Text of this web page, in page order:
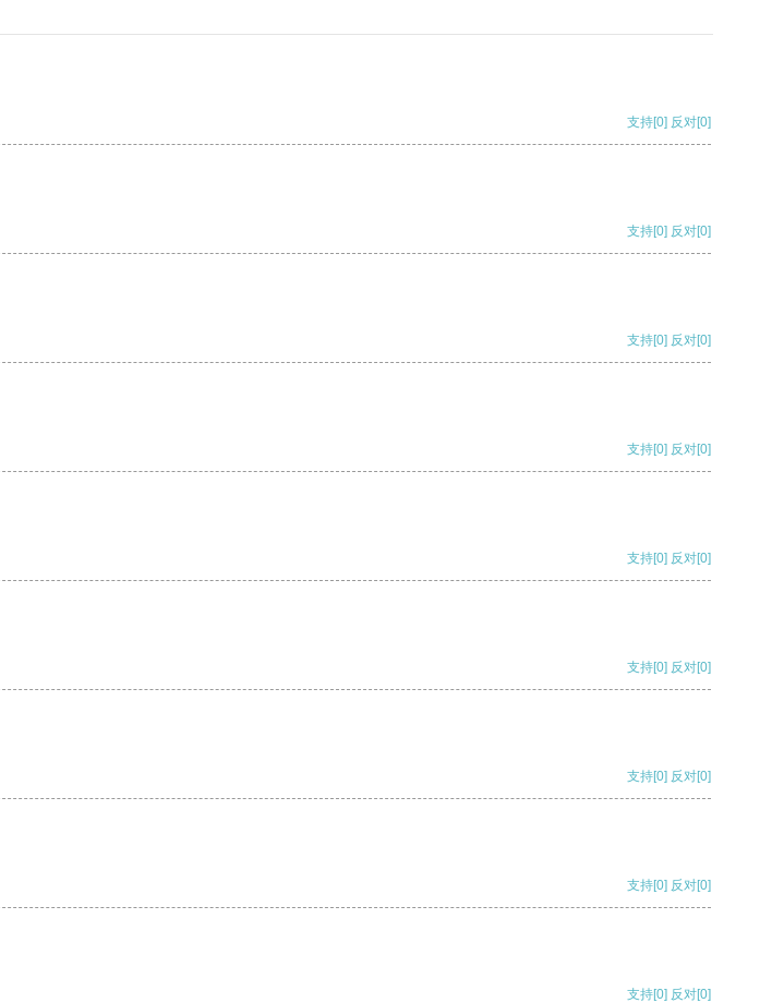
支持[0] 反对[0]
支持[0] 反对[0]
支持[0] 反对[0]
支持[0] 反对[0]
支持[0] 反对[0]
支持[0] 反对[0]
支持[0] 反对[0]
支持[0] 反对[0]
支持[0] 反对[0]